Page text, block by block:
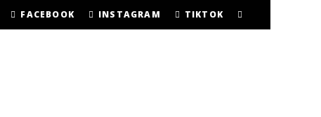
FACEBOOK INSTAGRAM TIKTOK